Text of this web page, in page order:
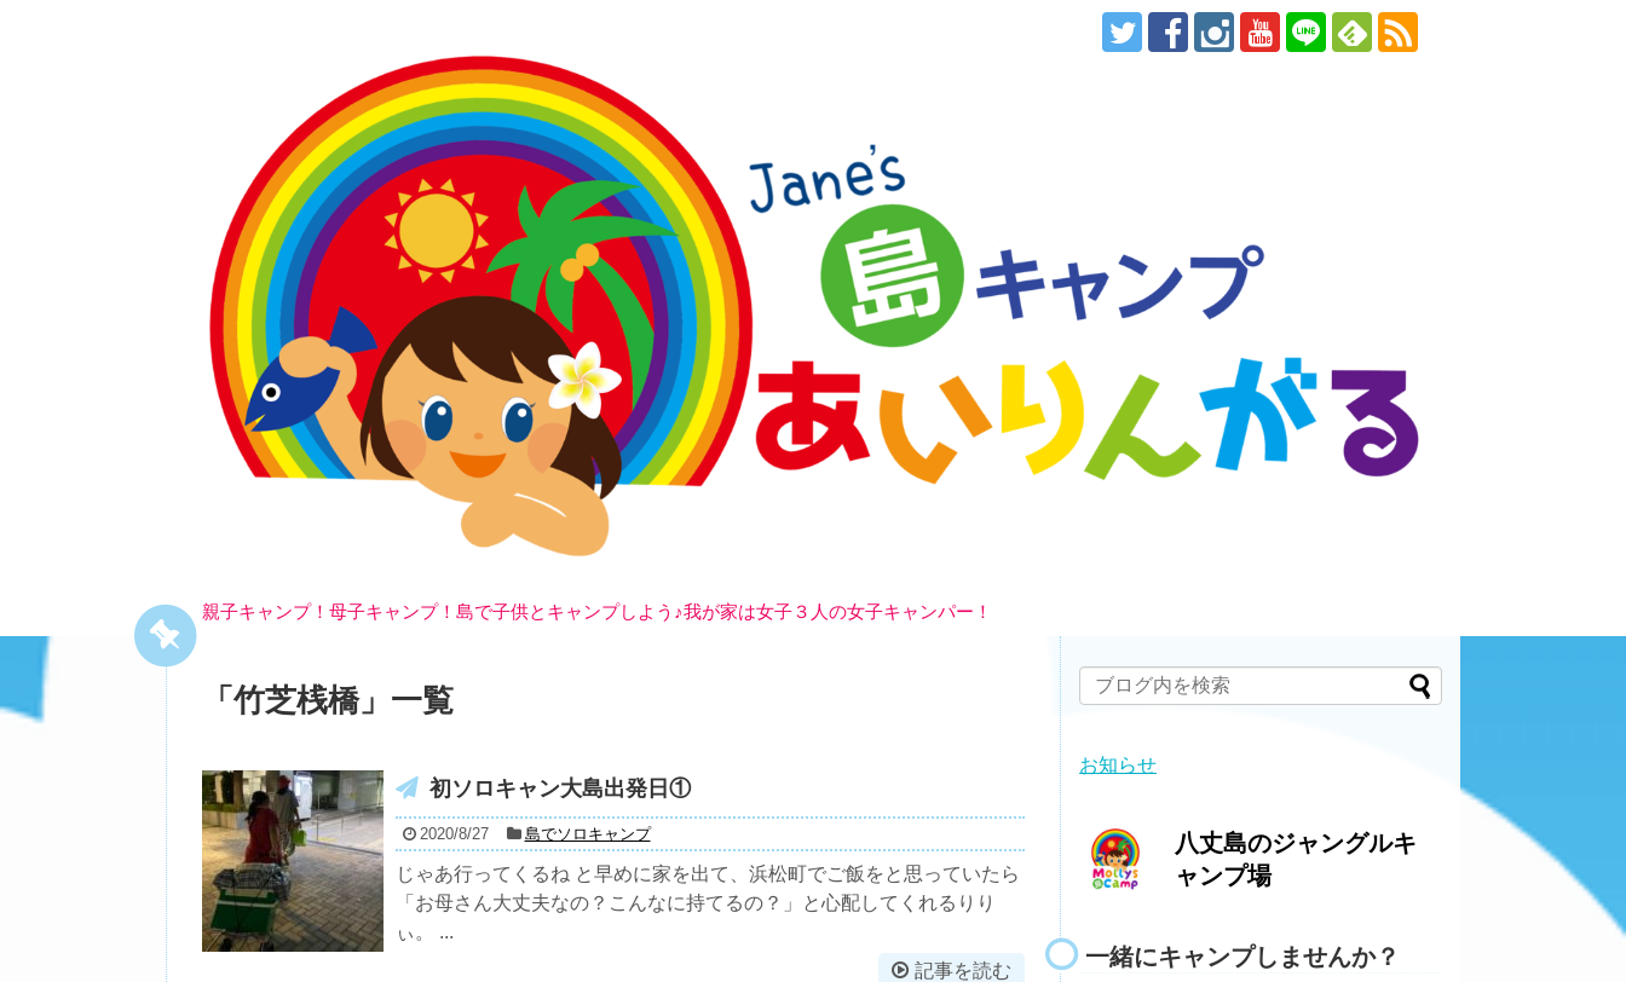
親子キャンプ！母子キャンプ！島で子供とキャンプしよう♪我が家は女子３人の女子キャンパー！
「 竹芝桟橋」 一覧
初ソロキャン大島出発日①
2020/8/27 島でソロキャンプ
じゃあ行ってくるね と早めに家を出て、浜松町でご飯をと思っていたら
「お母さん大丈夫なの？こんなに持てるの？」と心配してくれるりり
ぃ。 ...
記事を読む
お知らせ
八丈島のジャングルキ
ャンプ場
一緒にキャンプしませんか？